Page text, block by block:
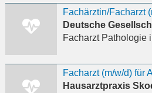
Fachärztin/Facharzt
Deutsche
Facharzt Pathologie
Hausarztpraxis